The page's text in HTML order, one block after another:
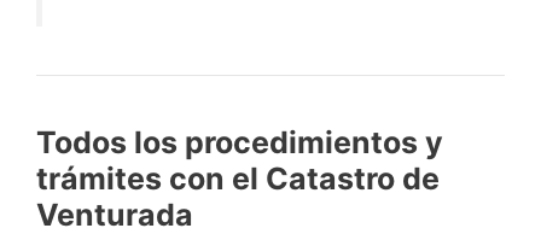
Todos los procedimientos y
trámites con el Catastro de
Venturada